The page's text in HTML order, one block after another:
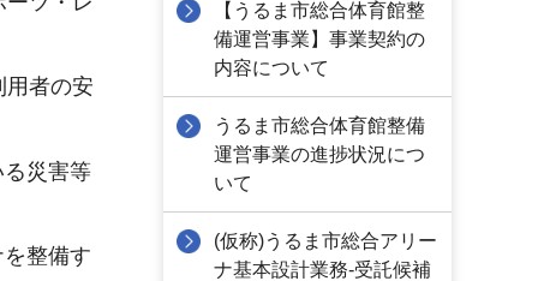
用者の安
災害等
整備す
【うるま市総合体育館整
備運営事業】事業契約の
内容について
うるま市総合体育館整備
運営事業の進捗状況につ
いて
(仮称)うるま市総合アリー
ナ基本設計業務-受託候補